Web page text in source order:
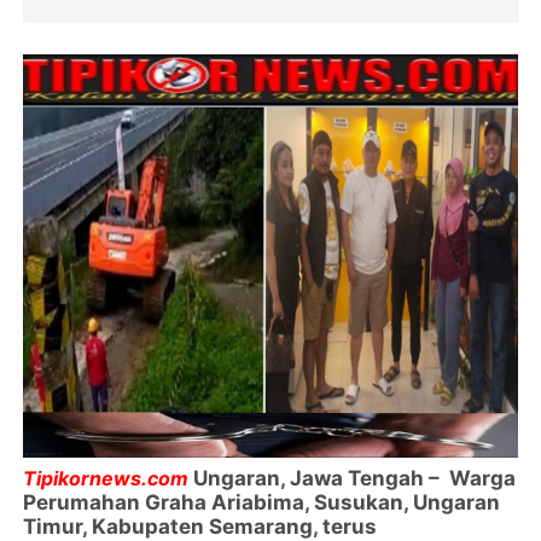
Tipikornews.com Ungaran, Jawa Tengah – Warga
Perumahan Graha Ariabima, Susukan, Ungaran
Timur, Kabupaten Semarang, terus